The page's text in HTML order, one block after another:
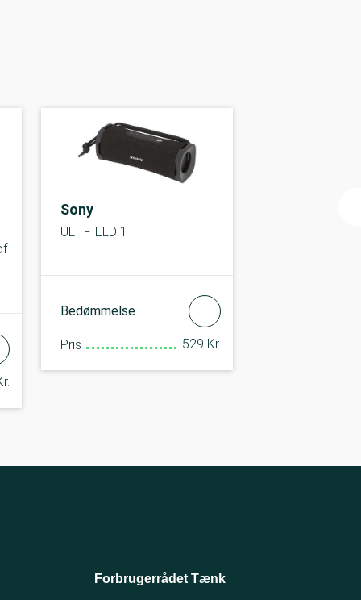
Sony
ULT FIELD 1
Bedømmelse
Pris 529 Kr.
Forbrugerrådet Tænk